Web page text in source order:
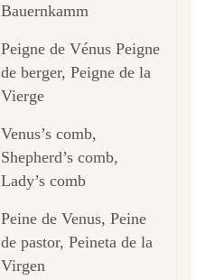
Bauernkamm
Peigne de Vénus Peigne
de berger, Peigne de la
Vierge
Venus’s comb,
Shepherd’s comb,
Lady’s comb
Peine de Venus, Peine
de pastor, Peineta de la
Virgen